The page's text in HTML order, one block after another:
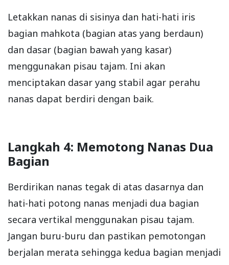
Letakkan nanas di sisinya dan hati-hati iris
bagian mahkota (bagian atas yang berdaun)
dan dasar (bagian bawah yang kasar)
menggunakan pisau tajam. Ini akan
menciptakan dasar yang stabil agar perahu
nanas dapat berdiri dengan baik.
Langkah 4: Memotong Nanas Dua
Bagian
Berdirikan nanas tegak di atas dasarnya dan
hati-hati potong nanas menjadi dua bagian
secara vertikal menggunakan pisau tajam.
Jangan buru-buru dan pastikan pemotongan
berjalan merata sehingga kedua bagian menjadi